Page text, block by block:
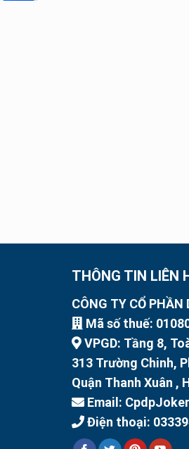
THÔNG TIN LIÊN
CÔNG TY CỔ PHẦN
Mã số thuế:
VPGD: Tầng 8,
313 Trường Chinh,
Quận Thanh Xuân ,
Email:
Điện thoại: